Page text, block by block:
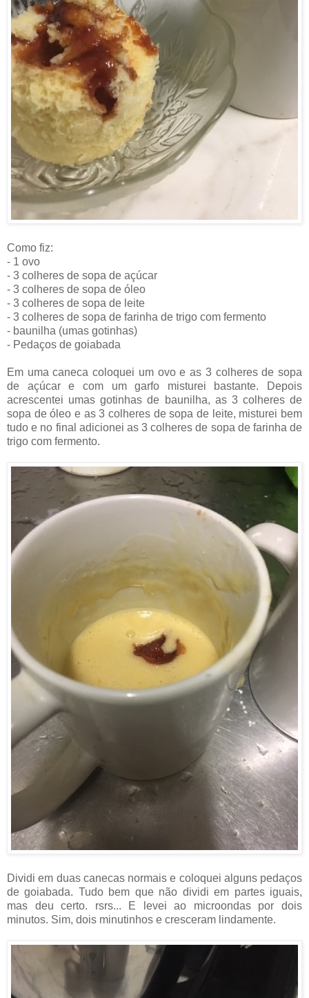
Como fiz:
- 1 ovo
- 3 colheres de sopa de açúcar
- 3 colheres de sopa de óleo
- 3 colheres de sopa de leite
- 3 colheres de sopa de farinha de trigo com fermento
- baunilha (umas gotinhas)
- Pedaços de goiabada
Em uma caneca coloquei um ovo e as 3 colheres de sopa
de açúcar e com um garfo misturei bastante. Depois
acrescentei umas gotinhas de baunilha, as 3 colheres de
sopa de óleo e as 3 colheres de sopa de leite, misturei bem
tudo e no final adicionei as 3 colheres de sopa de farinha de
trigo com fermento.
Dividi em duas canecas normais e coloquei alguns pedaços
de goiabada. Tudo bem que não dividi em partes iguais,
mas deu certo. rsrs... E levei ao microondas por dois
minutos. Sim, dois minutinhos e cresceram lindamente.